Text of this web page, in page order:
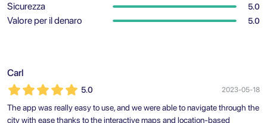
Sicurezza 5.0
Valore per il denaro 5.0
Carl
5.0 2023-05-18
The app was really easy to use, and we were able to navigate through the
city with ease thanks to the interactive maps and location-based